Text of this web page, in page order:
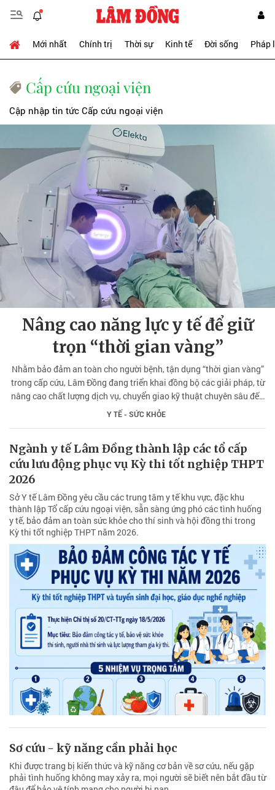
Mới nhất Chính trị Thời sự Kinh tế Đời sống Pháp
Cấp cứu ngoại viện
Cập nhập tin tức Cấp cứu ngoại viện
Nâng cao năng lực y tế để giữ
trọn “thời gian vàng”
Nhằm bảo đảm an toàn cho người bệnh, tận dụng “thời gian vàng”
trong cấp cứu, Lâm Đồng đang triển khai đồng bộ các giải pháp, từ
nâng cao chất lượng dịch vụ, chuyển giao kỹ thuật chuyên sâu đến
củng cố y tế cơ sở, tạo bước chuyển mới cho ngành y tế địa phương.
Y TẾ - SỨC KHỎE
Ngành y tế Lâm Đồng thành lập các tổ cấp
cứu lưu động phục vụ Kỳ thi tốt nghiệp THPT
2026
Sở Y tế Lâm Đồng yêu cầu các trung tâm y tế khu vực, đặc khu
thành lập Tổ cấp cứu ngoại viện, sẵn sàng ứng phó các tình huống
y tế, bảo đảm an toàn sức khỏe cho thí sinh và hội đồng thi trong
Kỳ thi tốt nghiệp THPT năm 2026.
Sơ cứu - kỹ năng cần phải học
Khi được trang bị kiến thức và kỹ năng cơ bản về sơ cứu, nếu gặp
phải tình huống không may xảy ra, mọi người sẽ biết nên bắt đầu từ